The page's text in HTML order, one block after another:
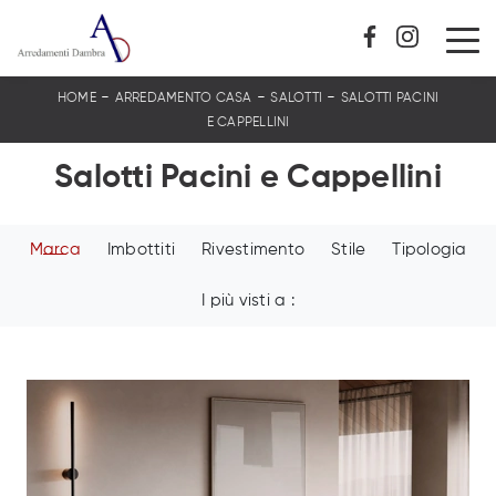
HOME- ARREDAMENTO CASA -SALOTTI - SALOTTI PACINI
E CAPPELLINI
Salotti Pacini e Cappellini
Marca Imbottiti Rivestimento Stile Tipologia
I più visti a :